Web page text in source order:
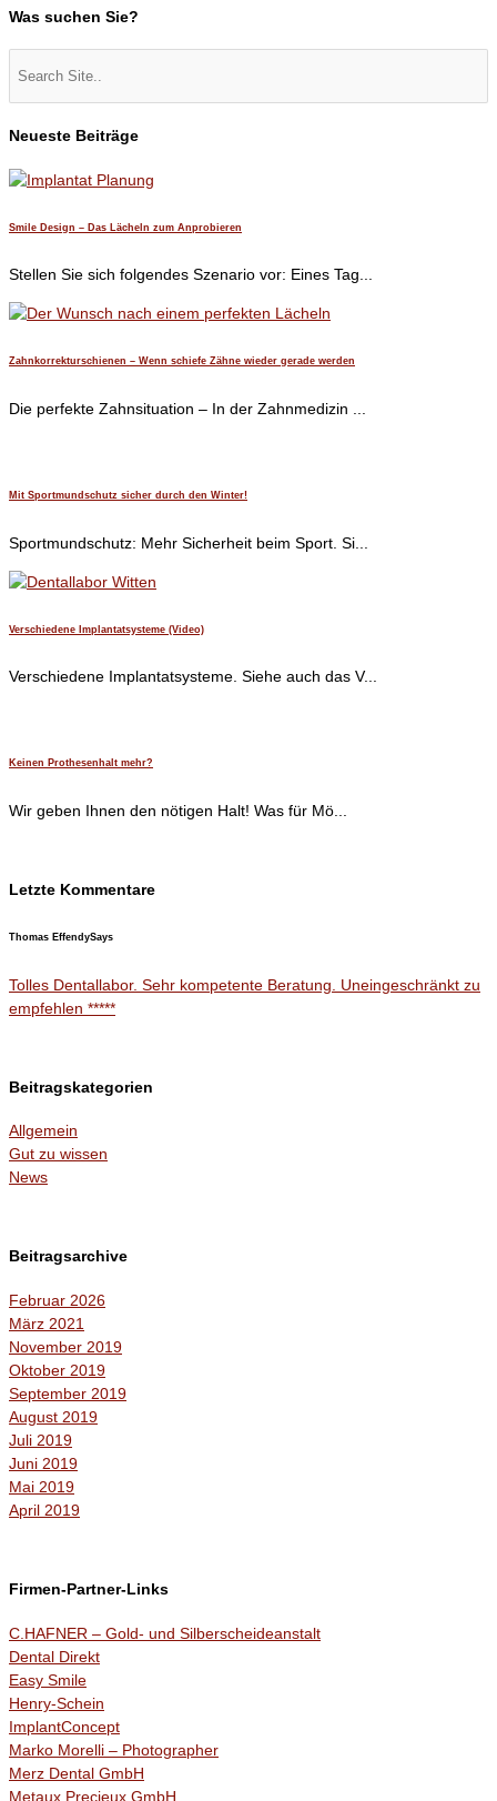
Was suchen Sie?
Neueste Beiträge
Smile Design – Das Lächeln zum Anprobieren
Stellen Sie sich folgendes Szenario vor: Eines Tag...
Zahnkorrekturschienen – Wenn schiefe Zähne wieder gerade werden
Die perfekte Zahnsituation – In der Zahnmedizin ...
Mit Sportmundschutz sicher durch den Winter!
Sportmundschutz: Mehr Sicherheit beim Sport. Si...
Verschiedene Implantatsysteme (Video)
Verschiedene Implantatsysteme. Siehe auch das V...
Keinen Prothesenhalt mehr?
Wir geben Ihnen den nötigen Halt! Was für Mö...
Letzte Kommentare
Thomas EffendySays
Tolles Dentallabor. Sehr kompetente Beratung. Uneingeschränkt zu
empfehlen *****
Beitragskategorien
Allgemein
Gut zu wissen
News
Beitragsarchive
Februar 2026
März 2021
November 2019
Oktober 2019
September 2019
August 2019
Juli 2019
Juni 2019
Mai 2019
April 2019
Firmen-Partner-Links
C.HAFNER – Gold- und Silberscheideanstalt
Dental Direkt
Easy Smile
Henry-Schein
ImplantConcept
Marko Morelli – Photographer
Merz Dental GmbH
Metaux Precieux GmbH